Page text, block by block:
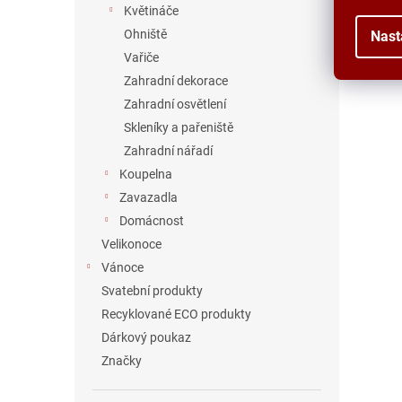
Květináče
Ohniště
Vařiče
Zahradní dekorace
Zahradní osvětlení
Skleníky a pařeniště
Zahradní nářadí
Koupelna
Zavazadla
Domácnost
Velikonoce
Vánoce
Svatební produkty
Recyklované ECO produkty
Dárkový poukaz
Značky